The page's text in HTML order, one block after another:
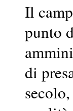
Il
punto
di